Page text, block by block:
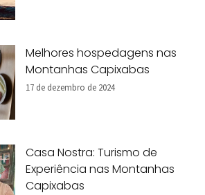
Melhores hospedagens nas
Montanhas Capixabas
17 de dezembro de 2024
Casa Nostra: Turismo de
Experiência nas Montanhas
Capixabas